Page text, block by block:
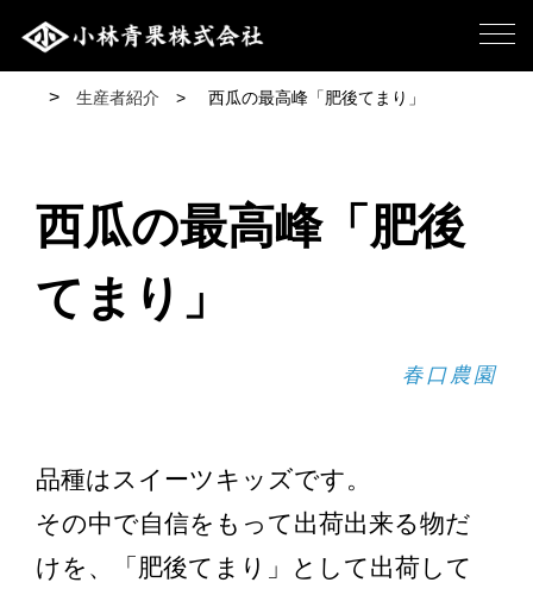
生産者紹介 西瓜の最高峰「肥後てまり」
西瓜の最高峰「肥後
てまり」
春口農園
品種はスイーツキッズです。
その中で自信をもって出荷出来る物だ
けを、「肥後てまり」として出荷して